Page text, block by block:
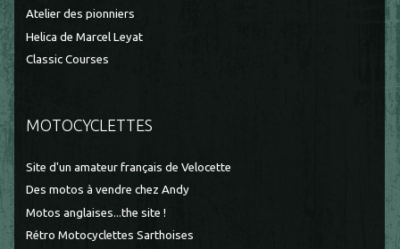
Atelier des pionniers
Helica de Marcel Leyat
Classic Courses
MOTOCYCLETTES
Site d'un amateur français de Velocette
Des motos à vendre chez Andy
Motos anglaises...the site !
Rétro Motocyclettes Sarthoises